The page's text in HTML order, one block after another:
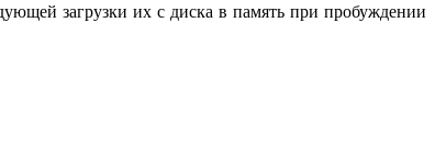
загрузки их с диска в память при пробуждении